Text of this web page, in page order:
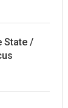
State /